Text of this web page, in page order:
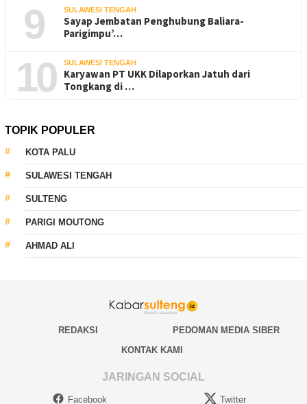
9 SULAWESI TENGAH
Sayap Jembatan Penghubung Baliara-
Parigimpu’…
10 SULAWESI TENGAH
Karyawan PT UKK Dilaporkan Jatuh dari
Tongkang di …
TOPIK POPULER
KOTA PALU
SULAWESI TENGAH
SULTENG
PARIGI MOUTONG
AHMAD ALI
REDAKSI
PEDOMAN MEDIA SIBER
KONTAK KAMI
JARINGAN SOCIAL
Facebook Twitter